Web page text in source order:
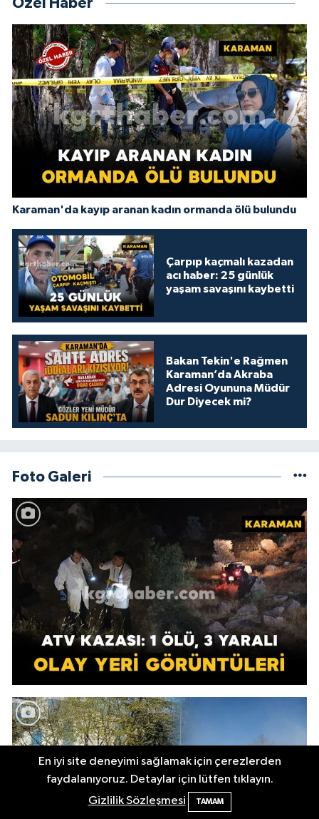
Özel Haber
Karaman'da kayıp aranan kadın ormanda ölü bulundu
Çarpıp kaçmalı kazadan
acı haber: 25 günlük
yaşam savaşını kaybetti
Bakan Tekin'e Rağmen
Karaman’da Akraba
Adresi Oyununa Müdür
Dur Diyecek mi?
Foto Galeri
En iyi site deneyimi sağlamak için çerezlerden
faydalanıyoruz. Detaylar için lütfen tıklayın.
Gizlilik Sözleşmesi
TAMAM